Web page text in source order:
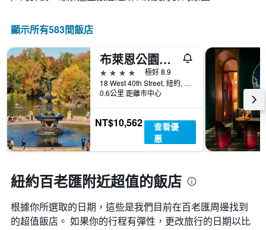
具
有
1
條
Y
軸，
顯
示
房
間
的
價
格
況。
圖
表
有
1
個
X
軸，
顯
示
距
預
訂
期
的
顯示所有583間飯店
布萊恩公園露臺飯店
4星級
極好 8.9
18 West 40th Street, 紐約, NY, 美國
0.6公里 距離市中心
NT$10,562
查看優
惠
紐約百老匯附近超值的飯店
根據你所選取的日期，這些是我們目前在百老匯​周邊找到
的超值​飯店。 如果你的行程有彈性，更改旅行的日期以比